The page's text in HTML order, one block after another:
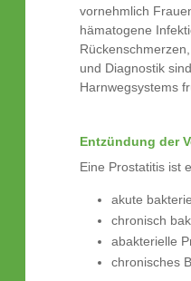
vornehmlich
hämatogene
und Diagnostik
Harnwegsystems
Entzündung der
Eine Prostatitis ist
akute
chronisch
abakterielle
chronisches